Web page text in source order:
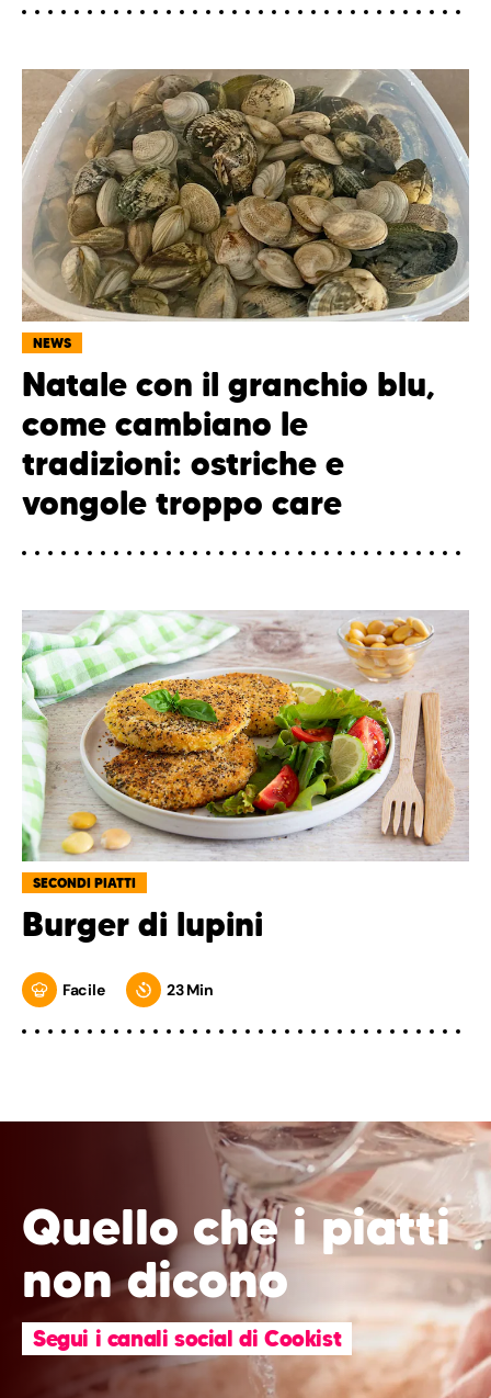
NEWS
Natale con il granchio blu,
come cambiano le
tradizioni: ostriche e
vongole troppo care
SECONDI PIATTI
Burger di lupini
Facile 23 Min
Quello che i piatti
non dicono
Segui i canali social di Cookist